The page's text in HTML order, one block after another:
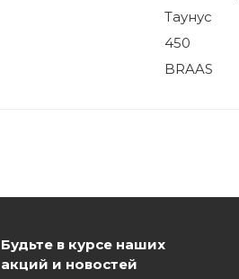
Таунус
450
BRAAS
Будьте в курсе наших
акций и новостей